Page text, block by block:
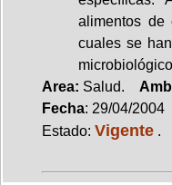
alimentos de
cuales se
Area: Salud.
Fecha: 29/04/2004
Estado: Vigente .